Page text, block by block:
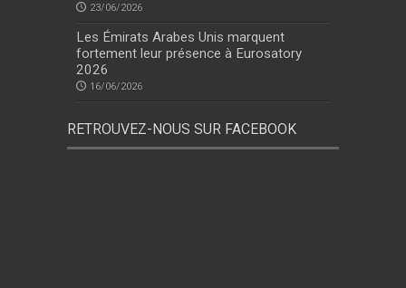
23/06/2026
Les Émirats Arabes Unis marquent
fortement leur présence à Eurosatory
2026
16/06/2026
RETROUVEZ-NOUS SUR FACEBOOK